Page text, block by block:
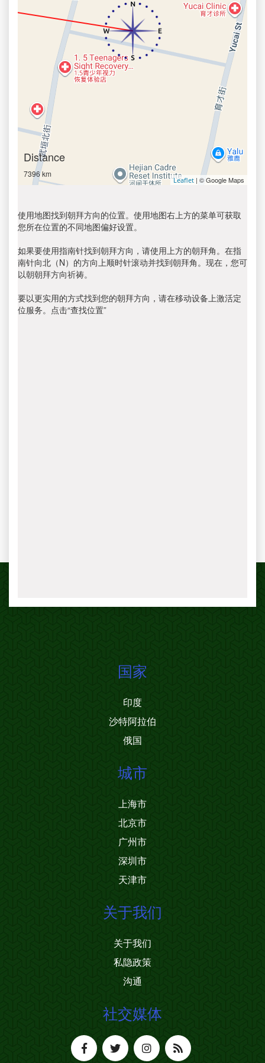
Distance
7396 km
Leaflet | © Google Maps
使用地图找到朝拜方向的位置。使用地图右上方的菜单可获取
您所在位置的不同地图偏好设置。
如果要使用指南针找到朝拜方向，请使用上方的朝拜角。在指
南针向北（N）的方向上顺时针滚动并找到朝拜角。现在，您可
以朝朝拜方向祈祷。
要以更实用的方式找到您的朝拜方向，请在移动设备上激活定
位服务。点击“查找位置”
国家
印度
沙特阿拉伯
俄国
城市
上海市
北京市
广州市
深圳市
天津市
关于我们
关于我们
私隐政策
沟通
社交媒体